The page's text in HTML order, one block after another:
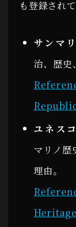
も登録されて
サンマ
治、歴史
ユネス
マリノ歴
理由。